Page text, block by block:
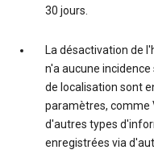
30 jours.
La désactivation de
n'a aucune
de localisation sont
paramètres, comme
d'autres types
enregistrées via